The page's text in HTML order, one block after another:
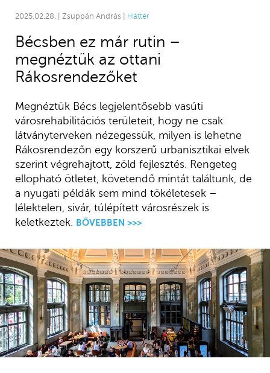
2025.02.28. | Zsuppán András | Háttér
Bécsben ez már rutin –
megnéztük az ottani
Rákosrendezőket
Megnéztük Bécs legjelentősebb vasúti
városrehabilitációs területeit, hogy ne csak
látványterveken nézegessük, milyen is lehetne
Rákosrendezőn egy korszerű urbanisztikai elvek
szerint végrehajtott, zöld fejlesztés. Rengeteg
ellopható ötletet, követendő mintát találtunk, de
a nyugati példák sem mind tökéletesek –
lélektelen, sivár, túlépített városrészek is
keletkeztek.
BŐVEBBEN >>>